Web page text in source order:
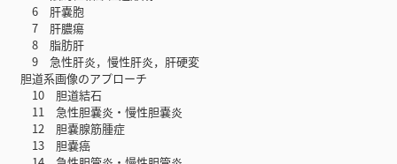
6 肝嚢胞
7 肝膿瘍
8 脂肪肝
9 急性肝炎，慢性肝炎，肝硬変
胆道系画像のアプローチ
10 胆道結石
11 急性胆嚢炎・慢性胆嚢炎
12 胆嚢腺筋腫症
13 胆嚢癌